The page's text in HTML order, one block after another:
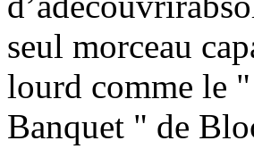
seul morceau
lourd comme le
Banquet " de